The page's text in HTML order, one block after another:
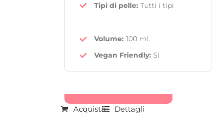
Tipi di pelle: Tutti i tipi
Volume: 100 mL
Vegan Friendly: Si
Acquista Dettagli